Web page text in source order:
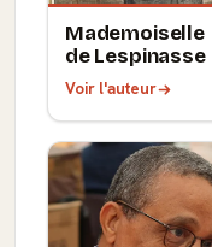
Mademoiselle
de Lespinasse
Voir l'auteur